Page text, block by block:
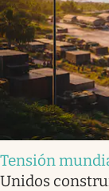
Tensión
Unidos